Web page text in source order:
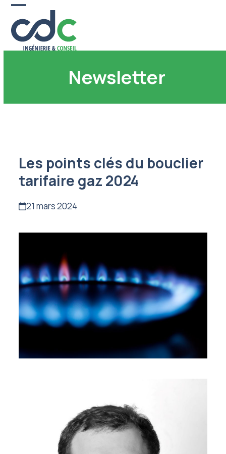
Skip
content
Open
mobile
menu
Close
mobile
menu
Newsletter
Les points clés du bouclier
tarifaire gaz 2024
21 mars 2024